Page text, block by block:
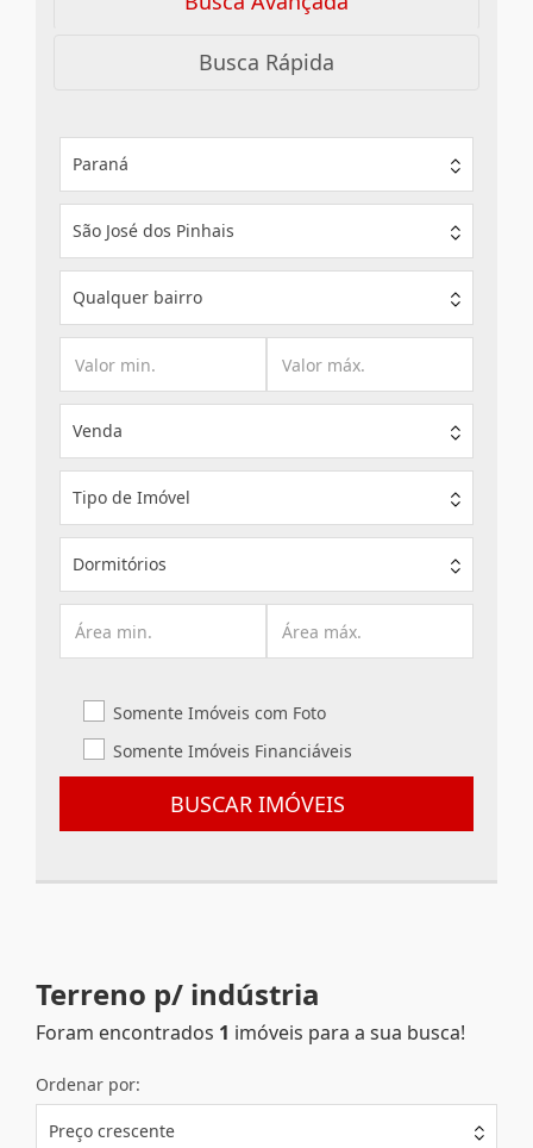
Busca Rápida
Paraná
São José dos Pinhais
Qualquer bairro
Venda
Tipo de Imóvel
Dormitórios
Somente Imóveis com Foto
Somente Imóveis Financiáveis
BUSCAR IMÓVEIS
Terreno p/ indústria
Foram encontrados 1 imóveis para a sua busca!
Ordenar por:
Preço crescente